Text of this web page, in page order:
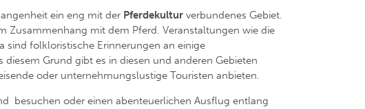
ein eng mit der Pferdekultur verbundenes Gebiet.
Zusammenhang mit dem Pferd. Veranstaltungen wie die
sind folkloristische Erinnerungen an einige
Grund gibt es in diesen und anderen Gebieten
oder unternehmungslustige Touristen anbieten.
besuchen oder einen abenteuerlichen Ausflug entlang